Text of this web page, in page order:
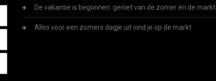
De vakantie is begonnen: geniet van de zomer én de markt
Alles voor een zomers dagje uit vind je op de markt